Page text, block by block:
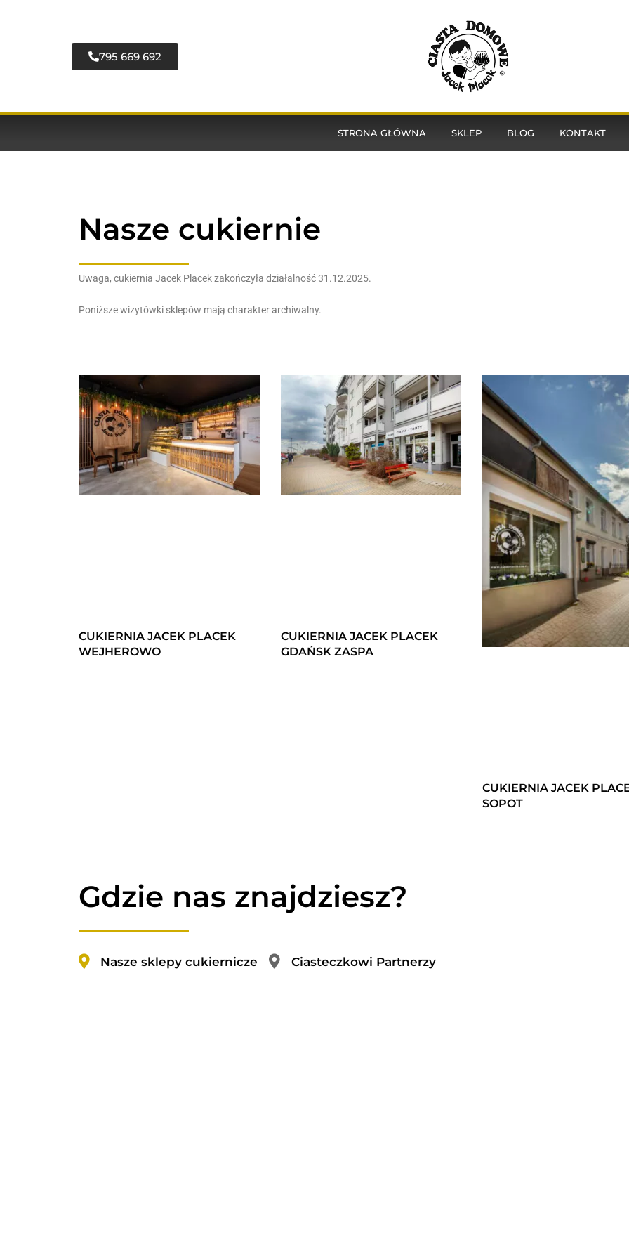
795 669 692
STRONA GŁÓWNA SKLEP BLOG KONTAKT
Nasze cukiernie
Uwaga, cukiernia Jacek Placek zakończyła działalność 31.12.2025.
Poniższe wizytówki sklepów mają charakter archiwalny.
CUKIERNIA JACEK PLACEK
WEJHEROWO
CUKIERNIA JACEK PLACEK
GDAŃSK ZASPA
CUKIERNIA JACEK
SOPOT
Gdzie nas znajdziesz?
Nasze sklepy cukiernicze Ciasteczkowi Partnerzy